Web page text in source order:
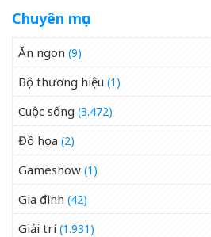
Chuyên mục
Ăn ngon (9)
Bộ thương hiệu (1)
Cuộc sống (3.472)
Đồ họa (2)
Gameshow (1)
Gia đình (42)
Giải trí(1.931)